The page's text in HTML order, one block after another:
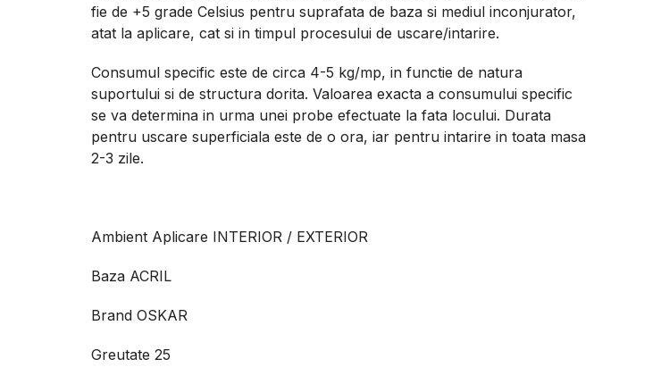
fie de +5 grade Celsius pentru suprafata de baza si mediul inconjurator,
atat la aplicare, cat si in timpul procesului de uscare/intarire.
Consumul specific este de circa 4-5 kg/mp, in functie de natura
suportului si de structura dorita. Valoarea exacta a consumului specific
se va determina in urma unei probe efectuate la fata locului. Durata
pentru uscare superficiala este de o ora, iar pentru intarire in toata masa
2-3 zile.
Ambient Aplicare INTERIOR / EXTERIOR
Baza ACRIL
Brand OSKAR
Greutate 25